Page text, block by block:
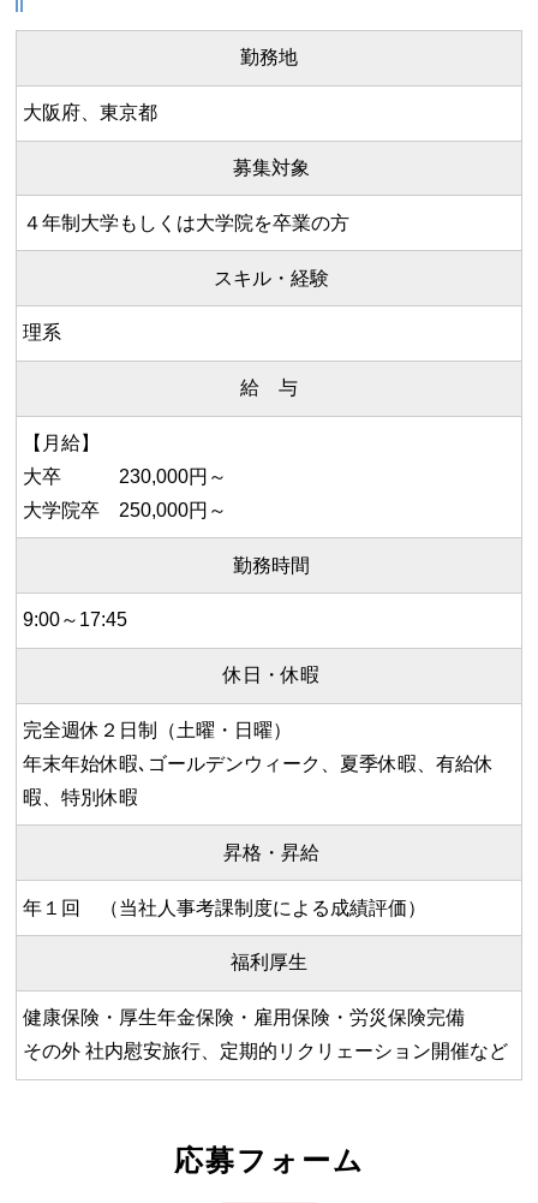
勤務地
大阪府、東京都
募集対象
４年制大学もしくは大学院を卒業の方
スキル・経験
理系
給 与
【月給】
大卒 230,000円～
大学院卒 250,000円～
勤務時間
9:00～17:45
休日・休暇
完全週休２日制（土曜・日曜）
年末年始休暇､ゴールデンウィーク、夏季休暇、有給休
暇、特別休暇
昇格・昇給
年１回 （当社人事考課制度による成績評価）
福利厚生
健康保険・厚生年金保険・雇用保険・労災保険完備
その外 社内慰安旅行、定期的リクリェーション開催など
応募フォーム